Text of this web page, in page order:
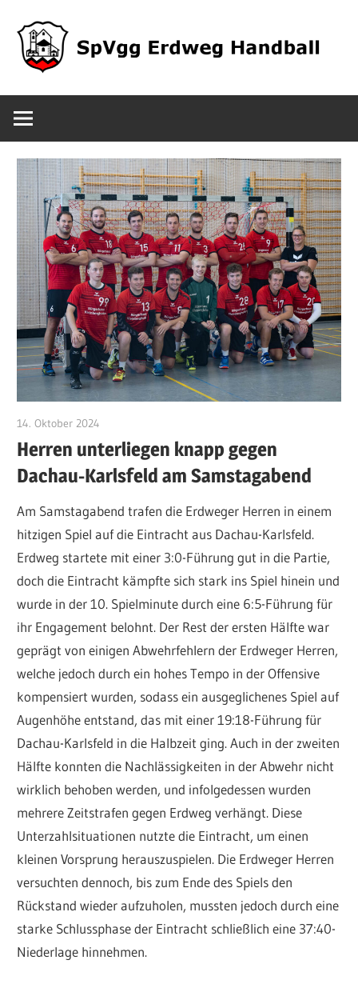
Inhalt
springen
SpVgg
Erdweg
Handball
14. Oktober 2024
Herren unterliegen knapp gegen
Dachau-Karlsfeld am Samstagabend
Am Samstagabend trafen die Erdweger Herren in einem
hitzigen Spiel auf die Eintracht aus Dachau-Karlsfeld.
Erdweg startete mit einer 3:0-Führung gut in die Partie,
doch die Eintracht kämpfte sich stark ins Spiel hinein und
wurde in der 10. Spielminute durch eine 6:5-Führung für
ihr Engagement belohnt. Der Rest der ersten Hälfte war
geprägt von einigen Abwehrfehlern der Erdweger Herren,
welche jedoch durch ein hohes Tempo in der Offensive
kompensiert wurden, sodass ein ausgeglichenes Spiel auf
Augenhöhe entstand, das mit einer 19:18-Führung für
Dachau-Karlsfeld in die Halbzeit ging. Auch in der zweiten
Hälfte konnten die Nachlässigkeiten in der Abwehr nicht
wirklich behoben werden, und infolgedessen wurden
mehrere Zeitstrafen gegen Erdweg verhängt. Diese
Unterzahlsituationen nutzte die Eintracht, um einen
kleinen Vorsprung herauszuspielen. Die Erdweger Herren
versuchten dennoch, bis zum Ende des Spiels den
Rückstand wieder aufzuholen, mussten jedoch durch eine
starke Schlussphase der Eintracht schließlich eine 37:40-
Niederlage hinnehmen.